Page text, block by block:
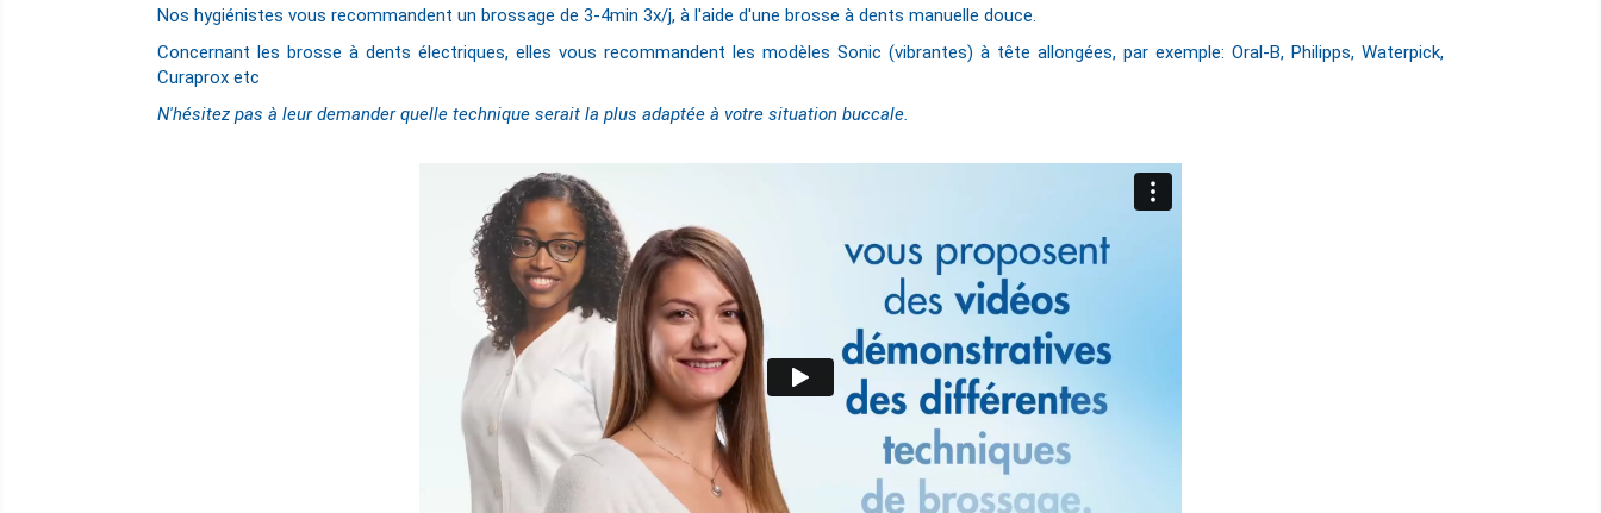
Nos hygiénistes vous recommandent un brossage de 3-4min 3x/j, à l'aide d'une brosse à dents manuelle douce.
Concernant les brosse à dents électriques, elles vous recommandent les modèles Sonic (vibrantes) à tête allongées, par exemple: Oral-B, Philipps, Waterpick,
Curaprox etc
N'hésitez pas à leur demander quelle technique serait la plus adaptée à votre situation buccale.